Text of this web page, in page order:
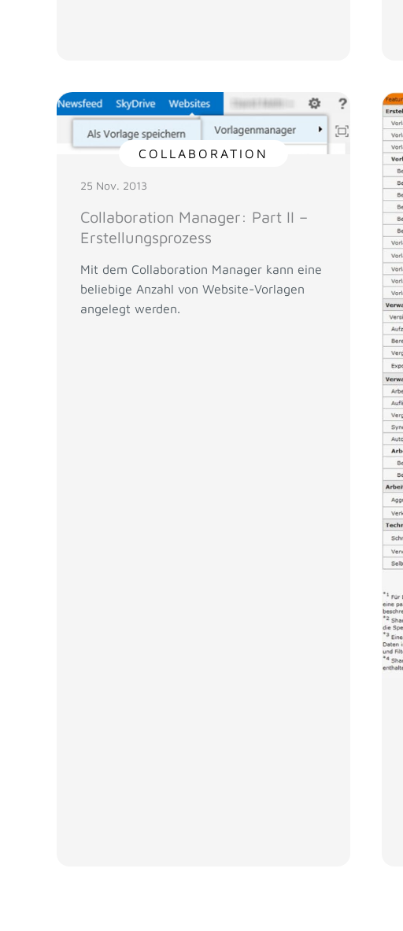
COLLABORATION
25 Nov. 2013
Collaboration Manager: Part II –
Erstellungsprozess
Mit dem Collaboration Manager kann eine
beliebige Anzahl von Website-Vorlagen
angelegt werden.